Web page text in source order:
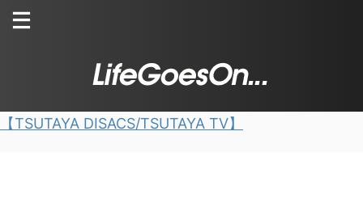
【TSUTAYA DISACS/TSUTAYA TV】